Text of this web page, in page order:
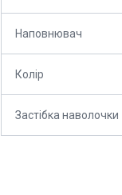
Наповнювач
Колір
Застібка наволочки